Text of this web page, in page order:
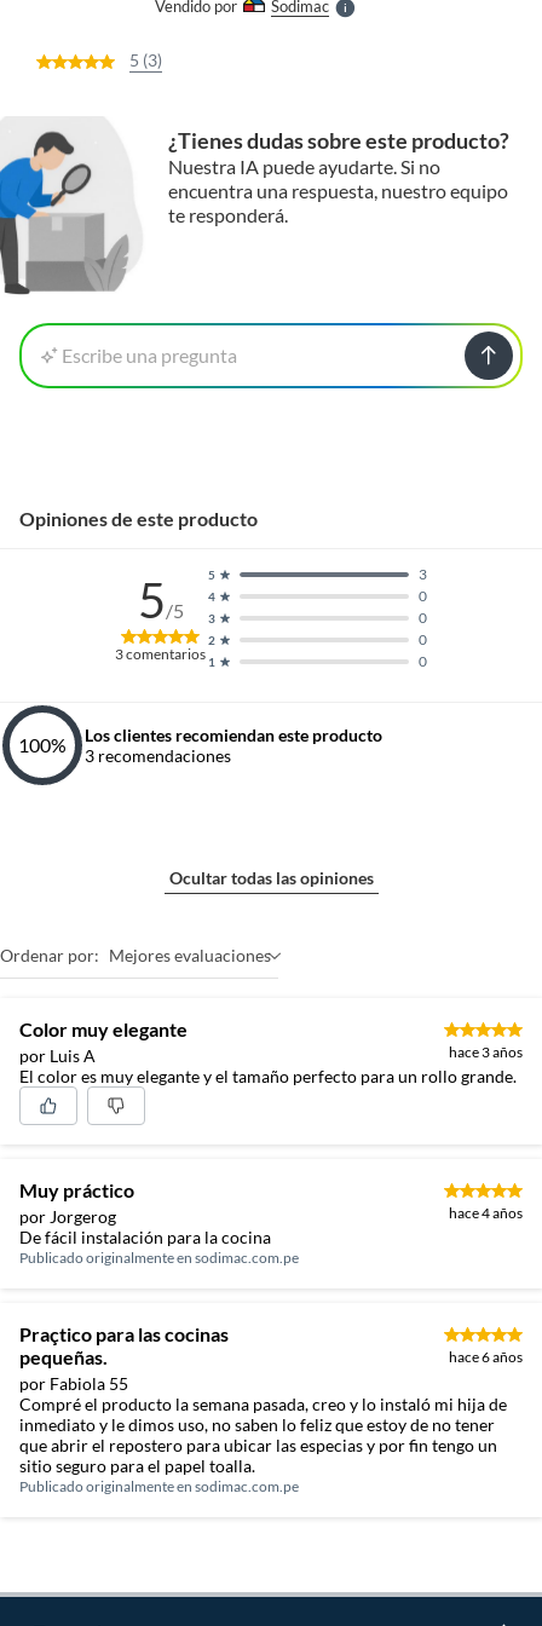
Vendido por SodimacS
5 (3)
¿Tienes dudas sobre este producto?
Nuestra IA puede ayudarte. Si no
encuentra una respuesta, nuestro equipo
te responderá.
Escribe una pregunta
Opiniones de este producto
5/5
3comentarios 1 0
2 0
3 0
4 0
5 3
100%
Los clientes recomiendan este producto
3 recomendaciones
Ocultar todas las opiniones
Ordenar por: Mejores evaluaciones
Color muy elegante
por Luis A hace 3 años
El color es muy elegante y el tamaño perfecto para un rollo grande.
Muy práctico
por Jorgerog hace 4 años
De fácil instalación para la cocina
Publicado originalmente en sodimac.com.pe
Praçtico para las cocinas
pequeñas.
por Fabiola 55
hace 6 años
Compré el producto la semana pasada, creo y lo instaló mi hija de
inmediato y le dimos uso, no saben lo feliz que estoy de no tener
que abrir el repostero para ubicar las especias y por fin tengo un
sitio seguro para el papel toalla.
Publicado originalmente en sodimac.com.pe